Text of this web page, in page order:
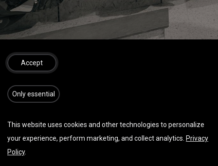
Hier kannst Du Dir Dein BEST-PRICE Angebot erstellen
lassen.
Einfach ausfüllen und Du bekommst per Mail Dein
Accept
​​​Only essential
This website uses cookies and other technologies to personalize
your experience, perform marketing, and collect analytics. Privacy
Policy.